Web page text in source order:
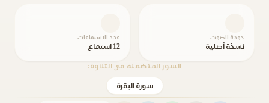
جودة الصوت
نسخة أصلية
عدد الاستماعات
12 استماع
السور المتضمنة في التلاوة:
سورة البقرة